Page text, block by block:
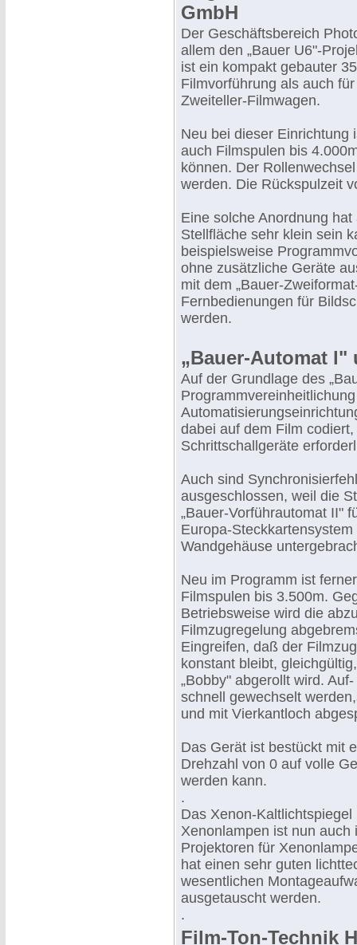
GmbH
Der Geschäftsbereich
allem den „Bauer U6"-
ist ein kompakt gebauter
Filmvorführung als auch
Zweiteller-Filmwagen.
Neu bei dieser Einrichtung
auch Filmspulen bis
können. Der
werden. Die Rückspulzeit
Eine solche Anordnung
Stellfläche sehr klein sein
beispielsweise
ohne zusätzliche Geräte
mit dem „Bauer-
Fernbedienungen für
werden.
„Bauer-Automat l"
Auf der Grundlage des
dabei auf dem Film
Schrittschallgeräte
Auch sind
ausgeschlossen, weil die
„Bauer-Vorführautomat II"
Europa-
Wandgehäuse
Neu im Programm ist
Filmspulen bis 3.500m.
Betriebsweise wird die
Filmzugregelung
Eingreifen, daß der
konstant bleibt,
„Bobby" abgerollt wird.
schnell gewechselt
und mit Vierkantloch
Das Gerät ist bestückt mit
Drehzahl von 0 auf volle
werden kann.
.
Das Xenon-
Xenonlampen ist nun
Projektoren für
hat einen sehr guten
wesentlichen
ausgetauscht werden.
.
Film-Ton-Technik